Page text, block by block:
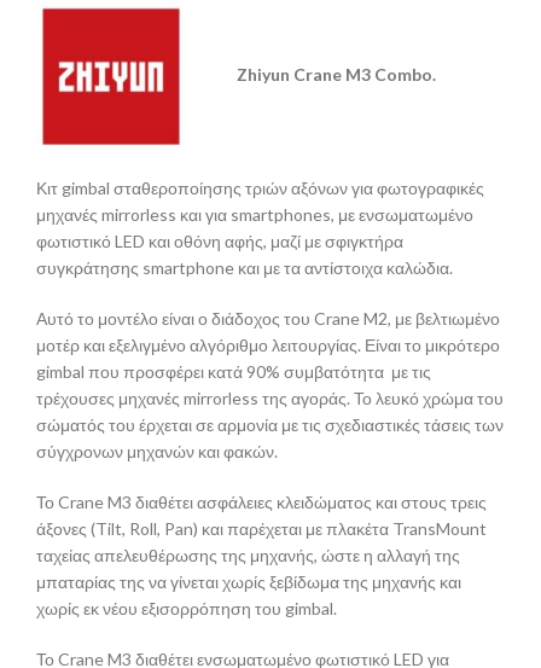
Zhiyun Crane M3 Combo.
Κιτ gimbal σταθεροποίησης τριών αξόνων για φωτογραφικές
μηχανές mirrorless και για smartphones, με ενσωματωμένο
φωτιστικό LED και οθόνη αφής, μαζί με σφιγκτήρα
συγκράτησης smartphone και με τα αντίστοιχα καλώδια.
Αυτό το μοντέλο είναι ο διάδοχος του Crane M2, με βελτιωμένο
μοτέρ και εξελιγμένο αλγόριθμο λειτουργίας. Είναι το μικρότερο
gimbal που προσφέρει κατά 90% συμβατότητα με τις
τρέχουσες μηχανές mirrorless της αγοράς. Το λευκό χρώμα του
σώματός του έρχεται σε αρμονία με τις σχεδιαστικές τάσεις των
σύγχρονων μηχανών και φακών.
Το Crane M3 διαθέτει ασφάλειες κλειδώματος και στους τρεις
άξονες (Tilt, Roll, Pan) και παρέχεται με πλακέτα TransMount
ταχείας απελευθέρωσης της μηχανής, ώστε η αλλαγή της
μπαταρίας της να γίνεται χωρίς ξεβίδωμα της μηχανής και
χωρίς εκ νέου εξισορρόπηση του gimbal.
Το Crane M3 διαθέτει ενσωματωμένο φωτιστικό LED για